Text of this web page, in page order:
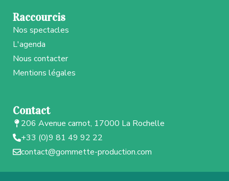
Raccourcis
Nos spectacles
L'agenda
Nous contacter
Mentions légales
Contact
206 Avenue carnot, 17000 La Rochelle
+33 (0)9 81 49 92 22
contact@gommette-production.com